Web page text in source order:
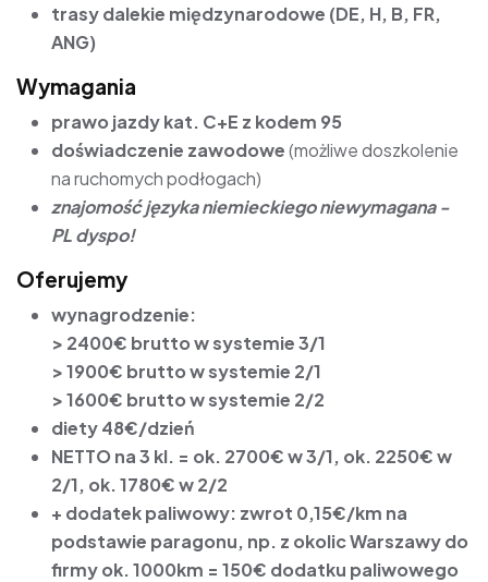
trasy dalekie międzynarodowe (DE, H, B, FR,
ANG)
Wymagania
prawo jazdy kat. C+E z kodem 95
doświadczenie zawodowe(możliwe doszkolenie
na ruchomych podłogach)
znajomość języka niemieckiego niewymagana -
PL dyspo!
Oferujemy
wynagrodzenie:
> 2400€ bruttow systemie 3/1
> 1900€ brutto w systemie 2/1
> 1600€ brutto w systemie 2/2
diety 48€/dzień
NETTO na 3 kl. = ok. 2700€ w 3/1, ok. 2250€ w
2/1, ok. 1780€ w 2/2
+ dodatek paliwowy: zwrot 0,15€/km na
podstawie paragonu, np. z okolic Warszawy do
firmy ok. 1000km = 150€ dodatku paliwowego